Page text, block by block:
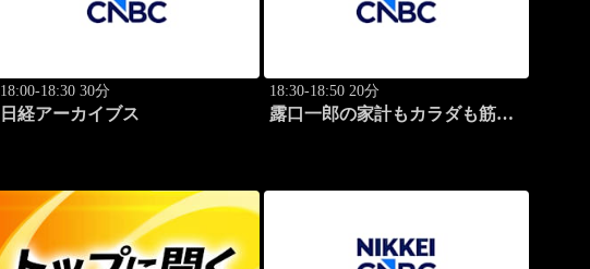
18:00-18:30 30分
日経アーカイブス
18:30-18:50 20分
露口一郎の家計もカラダも筋肉